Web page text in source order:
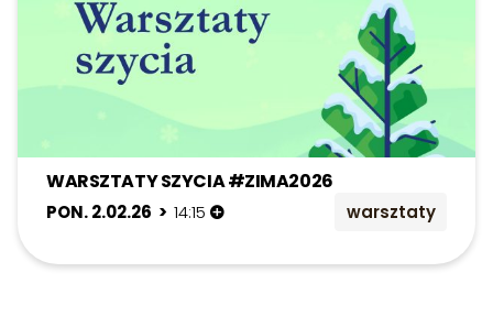
WARSZTATY SZYCIA #ZIMA2026
PON. 2.02.26 > 14:15 warsztaty